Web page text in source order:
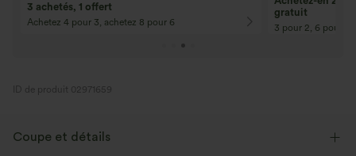
Pour toute commande de 107,00 € et
plus ! Code : Aug2026
Pour toute
plus ! Code :
ID de produit 02971659
Coupe et détails